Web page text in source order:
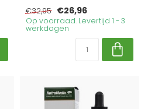
€32,95 €26,96
Op voorraad. Levertijd 1 - 3
werkdagen